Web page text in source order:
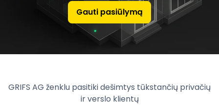
Gauti pasiūlymą
GRIFS AG ženklu pasitiki dešimtys tūkstančių privačių
ir verslo klientų